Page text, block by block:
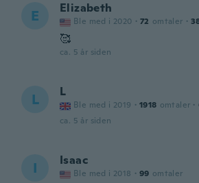
E Elizabeth
Ble med i 2020 · 72 omtaler ·
🥰
ca. 5 år siden
L L
Ble med i 2019 · 1918 omtaler ·
ca. 5 år siden
I Isaac
Ble med i 2018 · 99 omtaler